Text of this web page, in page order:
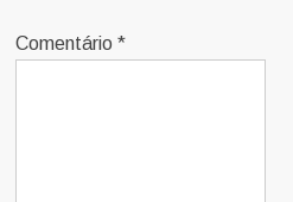
Comentário*